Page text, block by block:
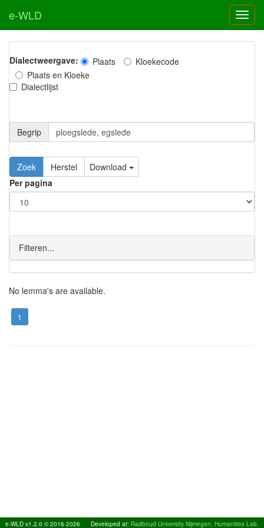
e-WLD
Dialectweergave: Plaats
Kloekecode
Plaats en Kloeke
Dialectlijst
Begrip
Zoek Herstel
Download
Per pagina
Filteren...
No lemma's are available.
1
e-WLD v1.2.0 © 2016-2026 Developed at: Radboud University Nijmegen, Humanities Lab,